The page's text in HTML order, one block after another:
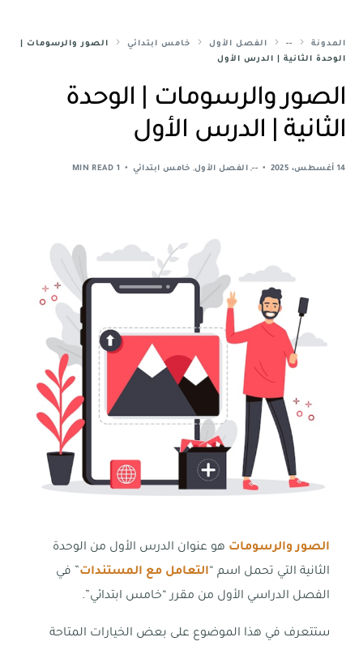
المدونة -- الفصل الأول خامس ابتدائي
الصور والرسومات |
الوحدة الثانية | الدرس الأول
الصور والرسومات | الوحدة
الثانية | الدرس الأول
14 أغسطس، 2025 --
, الفصل الأول, خامس ابتدائي 1 MIN READ
الصور والرسومات هو عنوان الدرس الأول من الوحدة
الثانية التي تحمل اسم “التعامل مع المستندات” في
الفصل الدراسي الأول من مقرر “خامس ابتدائي”.
ستتعرف في هذا الموضوع على بعض الخيارات المتاحة